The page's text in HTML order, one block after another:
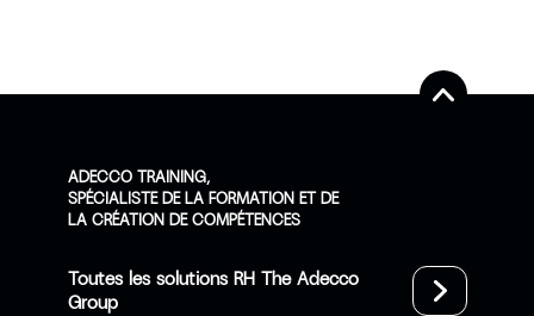
ADECCO TRAINING,
SPÉCIALISTE DE LA FORMATION ET DE
LA CRÉATION DE COMPÉTENCES
Toutes les solutions RH The Adecco
Group